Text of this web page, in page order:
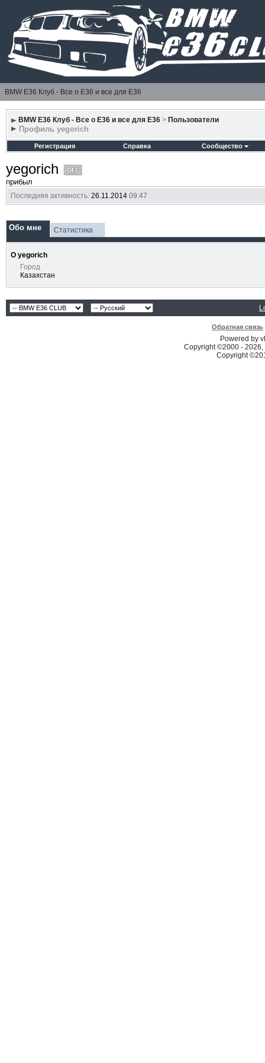
BMW E36 Клуб - Все о Е36 и все для Е36
BMW E36 Клуб - Все о Е36 и все для Е36 > Пользователи
Профиль yegorich
Регистрация Справка Сообщество
yegorich
прибыл
Последняя активность:26.11.2014 09:47
Обо мне Статистика
О yegorich
Город
Казахстан
Обратная связь
Powered by
Copyright ©2000 -
Copyright